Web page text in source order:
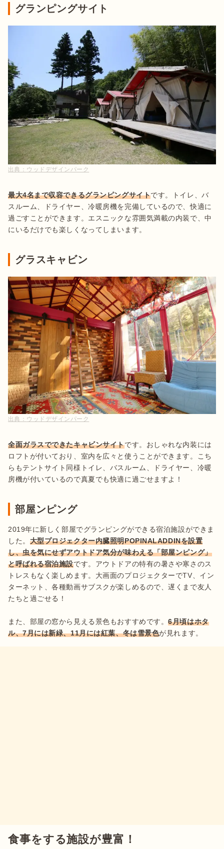
グランピングサイト
出典： ウッドデザインパーク
最大4名まで収容できるグランピングサイトです。トイレ、バ
スルーム、ドライヤー、冷暖房機を完備しているので、快適に
過ごすことができます。エスニックな雰囲気満載の内装で、中
にいるだけでも楽しくなってしまいます。
グラスキャビン
出典： ウッドデザインパーク
全面ガラスでできたキャビンサイトです。おしゃれな内装には
ロフトが付いており、室内を広々と使うことができます。こち
らもテントサイト同様トイレ、バスルーム、ドライヤー、冷暖
房機が付いているので真夏でも快適に過ごせますよ！
部屋ンピング
2019年に新しく部屋でグランピングができる宿泊施設ができま
した。 大型プロジェクター内臓照明POPINALADDINを設置
し、虫を気にせずアウトドア気分が味わえる「部屋ンピング」
と呼ばれる宿泊施設です。アウトドアの特有の暑さや寒さのス
トレスもなく楽しめます。大画面のプロジェクターでTV、イン
ターネット、各種動画サブスクが楽しめるので、遅くまで友人
たちと過ごせる！
また、部屋の窓から見える景色もおすすめです。6月頃はホタ
ル、7月には新緑、11月には紅葉、冬は雪景色が見れます。
食事をする施設が豊富！